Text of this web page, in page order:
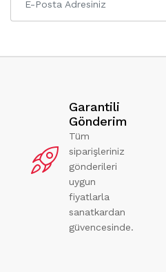
Garantili
Gönderim
Tüm
siparişleriniz
gönderileri
uygun
fiyatlarla
sanatkardan
güvencesinde.